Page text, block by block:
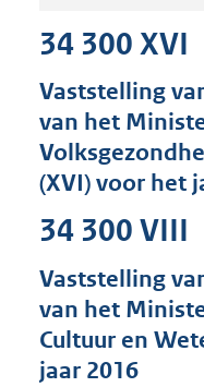
34 300 XVI
Vaststelling
van het
(XVI) voor het
34 300 VIII
Vaststelling
van het
Cultuur en
jaar 2016